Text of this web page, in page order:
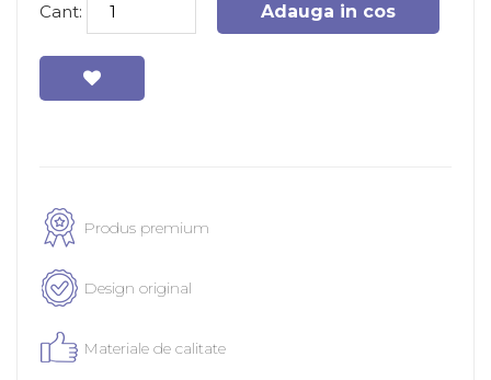
Cant: Adauga in cos
Produs premium
Design original
Materiale de calitate